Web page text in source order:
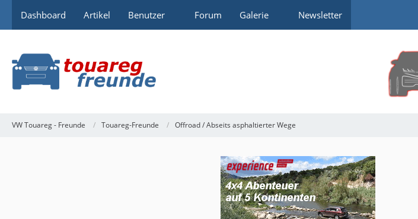
Dashboard Artikel Benutzer Forum Galerie Newsletter
VW Touareg - Freunde Touareg-Freunde Offroad / Abseits asphaltierter Wege